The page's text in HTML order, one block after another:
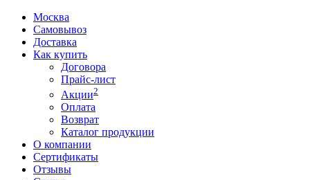
Москва
Самовывоз
Доставка
Как купить
Договора
Прайс-лист
Акции2
Оплата
Возврат
Каталог продукции
О компании
Сертификаты
Отзывы